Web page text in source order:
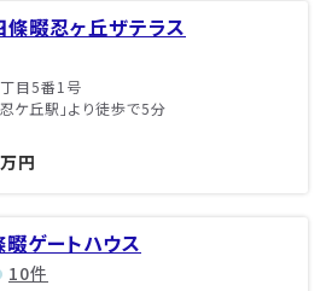
條畷忍ヶ丘ザテラス
目5番1号
ケ丘駅」より徒歩で5分
円
ゲートハウス
10件